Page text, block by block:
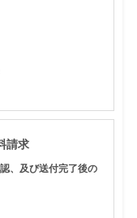
請求
、及び送付完了後の